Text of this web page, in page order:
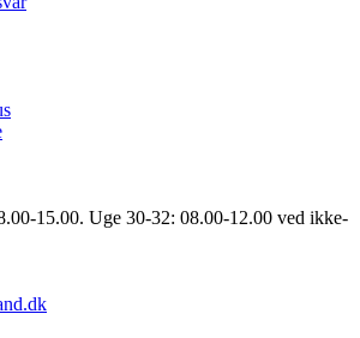
15.00. Uge 30-32: 08.00-12.00 ved ikke-